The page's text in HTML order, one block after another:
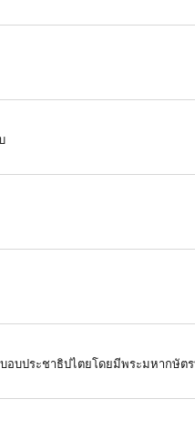
บประชาธิปไตยโดยมีพระมหากษัต